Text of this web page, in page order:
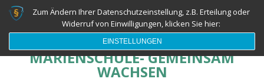
MARIENSCHULE- GEMEINSAM
WACHSEN
Zum Ändern Ihrer Datenschutzeinstellung, z.B. Erteilung oder
Widerruf von Einwilligungen, klicken Sie hier:
EINSTELLUNGEN